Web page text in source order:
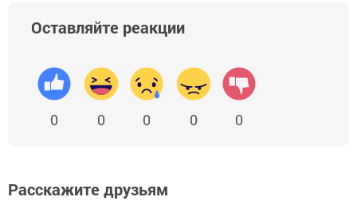
Оставляйте реакции
0 0 0 0 0
Расскажите друзьям